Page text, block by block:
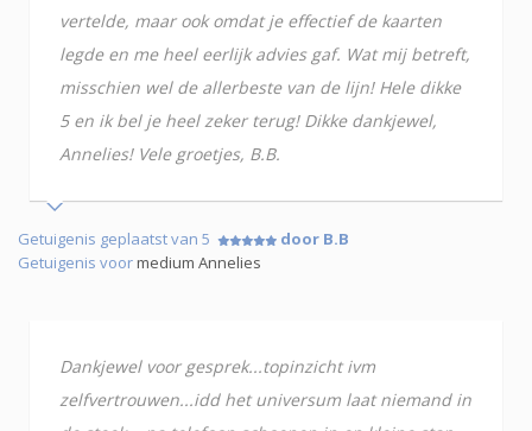
vertelde, maar ook omdat je effectief de kaarten
legde en me heel eerlijk advies gaf. Wat mij betreft,
misschien wel de allerbeste van de lijn! Hele dikke
5 en ik bel je heel zeker terug! Dikke dankjewel,
Annelies! Vele groetjes, B.B.
Getuigenis geplaatst van 5
door B.B
Getuigenis voormedium Annelies
Dankjewel voor gesprek...topinzicht ivm
zelfvertrouwen...idd het universum laat niemand in